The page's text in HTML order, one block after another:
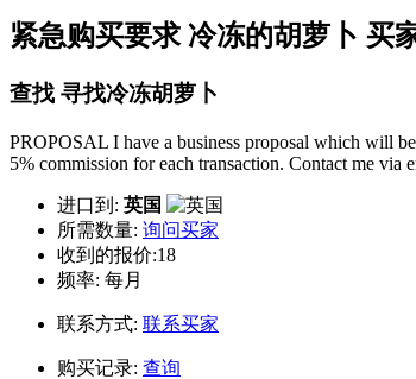
紧急购买要求 冷冻的胡萝卜 买
查找 寻找冷冻胡萝卜
PROPOSAL I have a business proposal which will
5% commission for each transaction. Contact me via
进口到: 英国
所需数量: 询问买家
收到的报价:18
频率: 每月
联系方式: 联系买家
购买记录: 查询